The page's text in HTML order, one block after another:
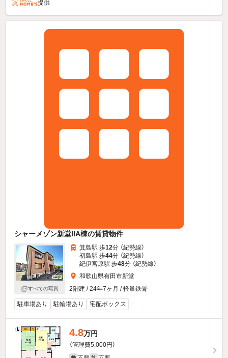
提供
シャーメゾン新堂IIA棟の賃貸物件
すべての写真
箕島駅 歩12分 （紀勢線）
初島駅 歩44分 （紀勢線）
紀伊宮原駅 歩48分 （紀勢線）
和歌山県有田市新堂
2階建 / 24年7ヶ月 / 軽量鉄骨
駐車場あり 駐輪場あり 宅配ボックス
4.8万円
（管理費5,000円）